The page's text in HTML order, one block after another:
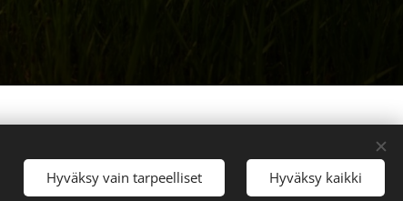
Hyväksy vain tarpeelliset Hyväksy kaikki